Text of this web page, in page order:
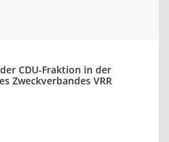
CDU-Fraktion in der
Zweckverbandes VRR